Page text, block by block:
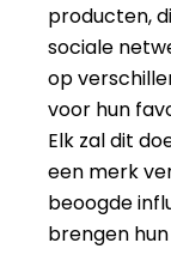
producten,
sociale
op
voor hun
Elk zal dit
een merk
beoogde
brengen